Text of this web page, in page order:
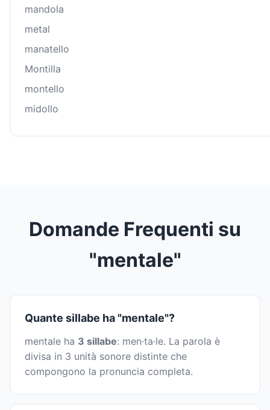
mandola
metal
manatello
Montilla
montello
midollo
Domande Frequenti su
"mentale"
Quante sillabe ha "mentale"?
mentale ha 3 sillabe: men·ta·le. La parola è
divisa in 3 unità sonore distinte che
compongono la pronuncia completa.